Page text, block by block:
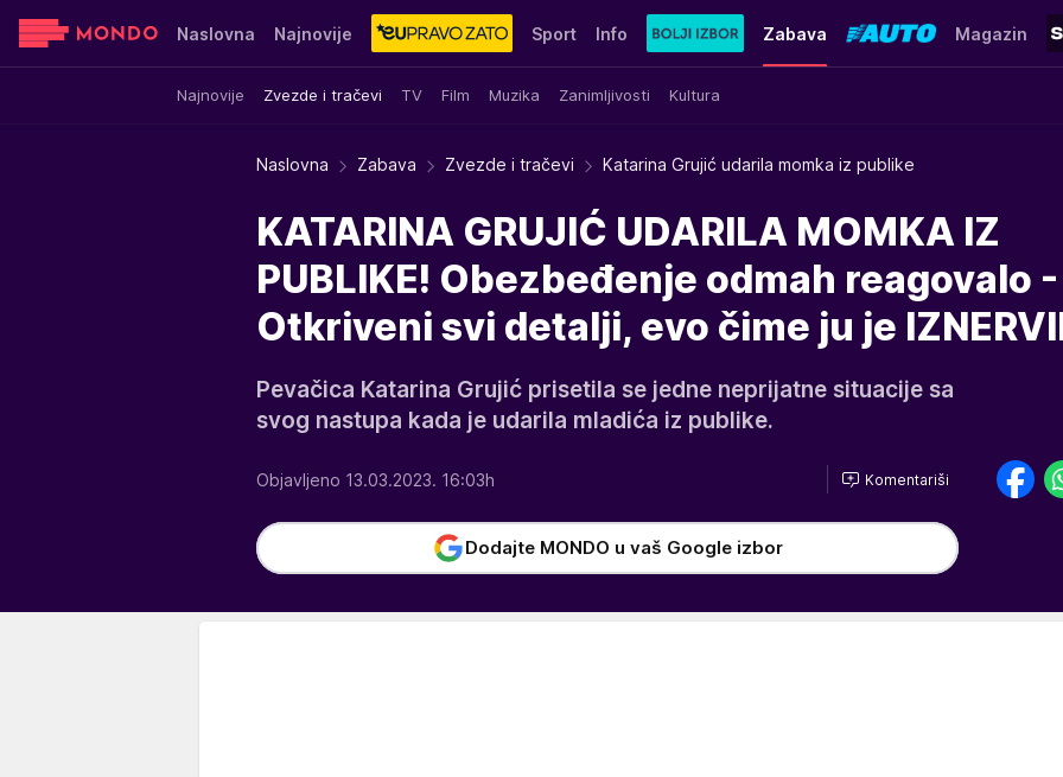
Naslovna Najnovije Sport Info Zabava
Najnovije Zvezde i tračevi TV Film Muzika Zanimljivosti Kultura
Magazin
Sensa Stvar ukusa Yumama
Naslovna Zabava Zvezde i tračevi Katarina Grujić udarila momka iz publike
KATARINA GRUJIĆ UDARILA MOMKA IZ
PUBLIKE! Obezbeđenje odmah reagovalo -
Otkriveni svi detalji, evo čime ju je
Pevačica Katarina Grujić prisetila se jedne neprijatne situacije sa
svog nastupa kada je udarila mladića iz publike.
Objavljeno 13.03.2023. 16:03h Komentariši
Dodajte MONDO u vaš Google izbor